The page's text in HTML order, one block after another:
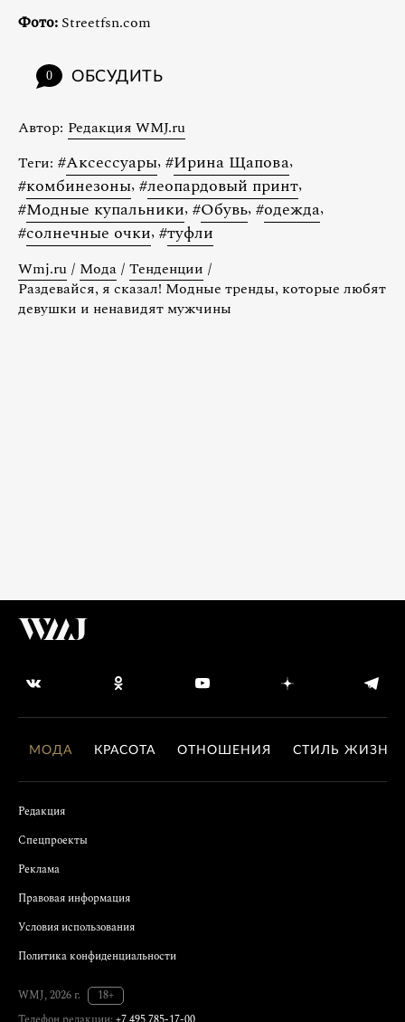
Фото: Streetfsn.com
0 ОБСУДИТЬ
Автор: Редакция WMJ.ru
Теги: #Аксессуары, #Ирина Щапова,
#комбинезоны, #леопардовый принт,
#Модные купальники, #Обувь, #одежда,
#солнечные очки, #туфли
Wmj.ru / Мода / Тенденции /
Раздевайся, я сказал! Модные тренды, которые любят
девушки и ненавидят мужчины
МОДА КРАСОТА ОТНОШЕНИЯ СТИЛЬ ЖИЗНИ
Редакция
Спецпроекты
Реклама
Правовая информация
Условия использования
Политика конфиденциальности
WMJ, 2026 г.
18+